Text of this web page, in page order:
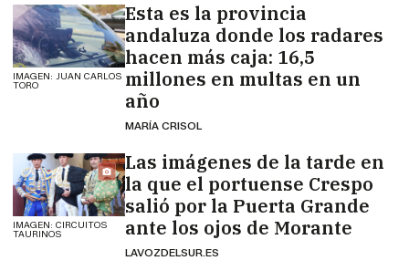
IMAGEN: JUAN CARLOS
TORO
Esta es la provincia
andaluza donde los radares
hacen más caja: 16,5
millones en multas en un
año
MARÍA CRISOL
IMAGEN: CIRCUITOS
TAURINOS
Las imágenes de la tarde en
la que el portuense Crespo
salió por la Puerta Grande
ante los ojos de Morante
LAVOZDELSUR.ES